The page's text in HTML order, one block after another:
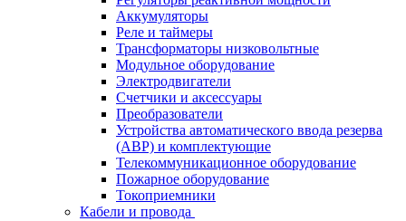
Аккумуляторы
Реле и таймеры
Трансформаторы низковольтные
Модульное оборудование
Электродвигатели
Счетчики и аксессуары
Преобразователи
Устройства автоматического ввода резерва
(АВР) и комплектующие
Телекоммуникационное оборудование
Пожарное оборудование
Токоприемники
Кабели и провода